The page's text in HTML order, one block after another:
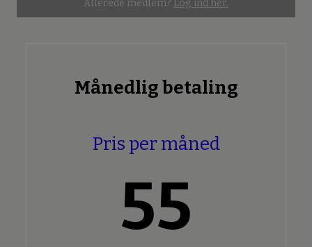
Allerede medlem? Log ind her.
Månedlig betaling
Pris per måned
55